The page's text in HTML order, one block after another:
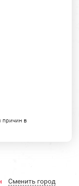
причин в
Cменить город